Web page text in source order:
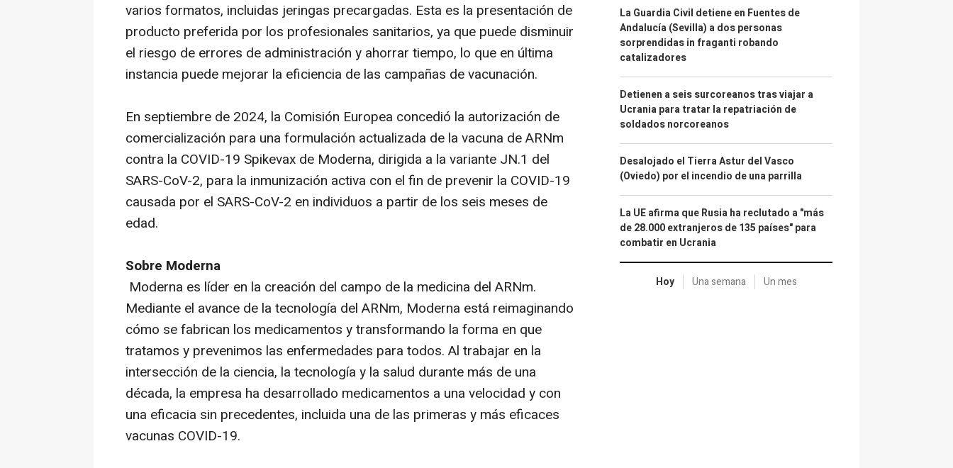
varios formatos, incluidas jeringas precargadas. Esta es la presentación de
producto preferida por los profesionales sanitarios, ya que puede disminuir
el riesgo de errores de administración y ahorrar tiempo, lo que en última
instancia puede mejorar la eficiencia de las campañas de vacunación.
En septiembre de 2024, la Comisión Europea concedió la autorización de
comercialización para una formulación actualizada de la vacuna de ARNm
contra la COVID-19 Spikevax de Moderna, dirigida a la variante JN.1 del
SARS-CoV-2, para la inmunización activa con el fin de prevenir la COVID-19
causada por el SARS-CoV-2 en individuos a partir de los seis meses de
edad.
Sobre Moderna
Moderna es líder en la creación del campo de la medicina del ARNm.
Mediante el avance de la tecnología del ARNm, Moderna está reimaginando
cómo se fabrican los medicamentos y transformando la forma en que
tratamos y prevenimos las enfermedades para todos. Al trabajar en la
intersección de la ciencia, la tecnología y la salud durante más de una
década, la empresa ha desarrollado medicamentos a una velocidad y con
una eficacia sin precedentes, incluida una de las primeras y más eficaces
vacunas COVID-19.
La Guardia Civil detiene en Fuentes de
Andalucía (Sevilla) a dos personas
sorprendidas in fraganti robando
catalizadores
Detienen a seis surcoreanos tras viajar a
Ucrania para tratar la repatriación de
soldados norcoreanos
Desalojado el Tierra Astur del Vasco
(Oviedo) por el incendio de una parrilla
La UE afirma que Rusia ha reclutado a "más
de 28.000 extranjeros de 135 países" para
combatir en Ucrania
Hoy Una semana Un mes